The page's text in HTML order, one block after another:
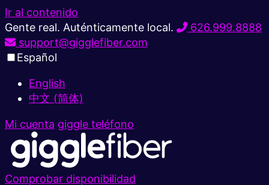
Ir al contenido
Gente real. Auténticamente local.
626.999.8888
support@gigglefiber.com
Español
English
中文 (简体)
Mi cuenta giggle teléfono
Comprobar disponibilidad